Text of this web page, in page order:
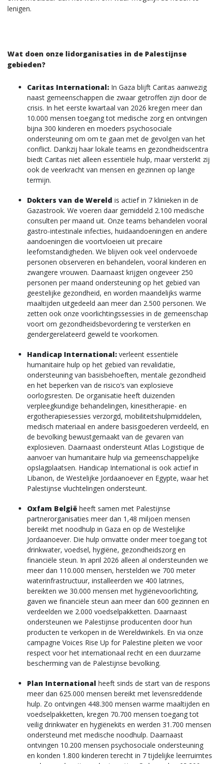
lenigen.
Wat doen onze lidorganisaties in de Palestijnse
gebieden?
Caritas International: In Gaza blijft Caritas aanwezig
naast gemeenschappen die zwaar getroffen zijn door de
crisis. In het eerste kwartaal van 2026 kregen meer dan
10.000 mensen toegang tot medische zorg en ontvingen
bijna 300 kinderen en moeders psychosociale
ondersteuning om om te gaan met de gevolgen van het
conflict. Dankzij haar lokale teams en gezondheidscentra
biedt Caritas niet alleen essentiële hulp, maar versterkt zij
ook de veerkracht van mensen en gezinnen op lange
termijn.
Dokters van de Wereld is actief in 7 klinieken in de
Gazastrook. We voeren daar gemiddeld 2.100 medische
consulten per maand uit. Onze teams behandelen vooral
gastro-intestinale infecties, huidaandoeningen en andere
aandoeningen die voortvloeien uit precaire
leefomstandigheden. We blijven ook veel ondervoede
personen observeren en behandelen, vooral kinderen en
zwangere vrouwen. Daarnaast krijgen ongeveer 250
personen per maand ondersteuning op het gebied van
geestelijke gezondheid, en worden maandelijks warme
maaltijden uitgedeeld aan meer dan 2.500 personen. We
zetten ook onze voorlichtingssessies in de gemeenschap
voort om gezondheidsbevordering te versterken en
gendergerelateerd geweld te voorkomen.
Handicap International: verleent essentiële
humanitaire hulp op het gebied van revalidatie,
ondersteuning van basisbehoeften, mentale gezondheid
en het beperken van de risico’s van explosieve
oorlogsresten. De organisatie heeft duizenden
verpleegkundige behandelingen, kinesitherapie- en
ergotherapiesessies verzorgd, mobiliteitshulpmiddelen,
medisch materiaal en andere basisgoederen verdeeld, en
de bevolking bewustgemaakt van de gevaren van
explosieven. Daarnaast ondersteunt Atlas Logistique de
aanvoer van humanitaire hulp via gemeenschappelijke
opslagplaatsen. Handicap International is ook actief in
Libanon, de Westelijke Jordaanoever en Egypte, waar het
Palestijnse vluchtelingen ondersteunt.
Oxfam België heeft samen met Palestijnse
partnerorganisaties meer dan 1,48 miljoen mensen
bereikt met noodhulp in Gaza en op de Westelijke
Jordaanoever. Die hulp omvatte onder meer toegang tot
drinkwater, voedsel, hygiëne, gezondheidszorg en
financiële steun. In april 2026 alleen al ondersteunden we
meer dan 110.000 mensen, herstelden we 700 meter
waterinfrastructuur, installeerden we 400 latrines,
bereikten we 30.000 mensen met hygiënevoorlichting,
gaven we financiële steun aan meer dan 600 gezinnen en
verdeelden we 2.000 voedselpakketten. Daarnaast
ondersteunen we Palestijnse producenten door hun
producten te verkopen in de Wereldwinkels. En via onze
campagne Voices Rise Up for Palestine pleiten we voor
respect voor het internationaal recht en een duurzame
bescherming van de Palestijnse bevolking.
Plan International heeft sinds de start van de respons
meer dan 625.000 mensen bereikt met levensreddende
hulp. Zo ontvingen 448.300 mensen warme maaltijden en
voedselpakketten, kregen 70.700 mensen toegang tot
veilig drinkwater en hygiënekits en werden 31.700 mensen
ondersteund met medische noodhulp. Daarnaast
ontvingen 10.200 mensen psychosociale ondersteuning
en konden 1.800 kinderen terecht in 7 tijdelijke leerruimtes